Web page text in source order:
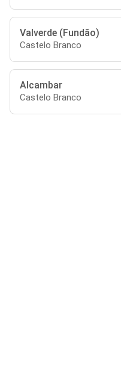
Valverde (Fundão)
Castelo Branco
Alcambar
Castelo Branco